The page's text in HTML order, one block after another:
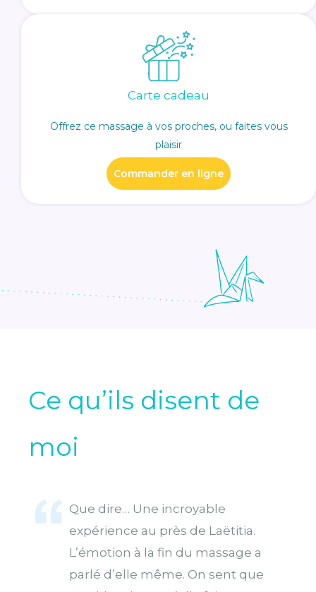
Carte cadeau
Offrez ce massage à vos proches, ou faites vous
plaisir
Commander en ligne
Ce qu’ils disent de
moi
Que dire… Une incroyable
expérience au près de Laëtitia.
L’émotion à la fin du massage a
parlé d’elle même. On sent que